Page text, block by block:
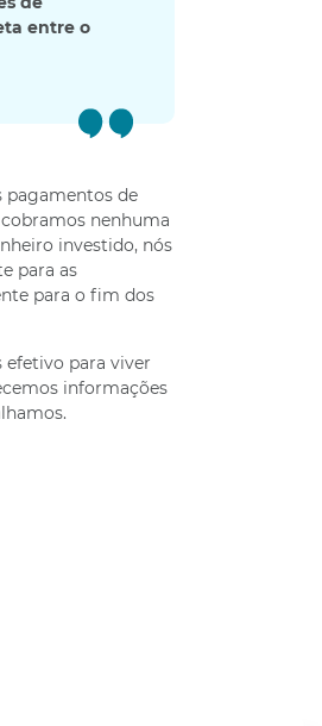
entre o
pagamentos de
nenhuma
investido, nós
para as
para o fim dos
efetivo para viver
informações